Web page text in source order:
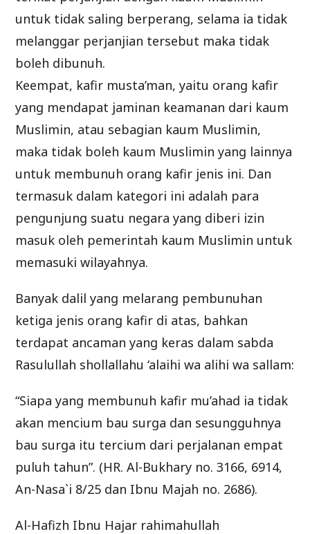
untuk tidak saling berperang, selama ia tidak
melanggar perjanjian tersebut maka tidak
boleh dibunuh.
Keempat, kafir musta’man, yaitu orang kafir
yang mendapat jaminan keamanan dari kaum
Muslimin, atau sebagian kaum Muslimin,
maka tidak boleh kaum Muslimin yang lainnya
untuk membunuh orang kafir jenis ini. Dan
termasuk dalam kategori ini adalah para
pengunjung suatu negara yang diberi izin
masuk oleh pemerintah kaum Muslimin untuk
memasuki wilayahnya.
Banyak dalil yang melarang pembunuhan
ketiga jenis orang kafir di atas, bahkan
terdapat ancaman yang keras dalam sabda
Rasulullah shollallahu ‘alaihi wa alihi wa sallam:
“Siapa yang membunuh kafir mu’ahad ia tidak
akan mencium bau surga dan sesungguhnya
bau surga itu tercium dari perjalanan empat
puluh tahun”. (HR. Al-Bukhary no. 3166, 6914,
An-Nasa`i 8/25 dan Ibnu Majah no. 2686).
Al-Hafizh Ibnu Hajar rahimahullah